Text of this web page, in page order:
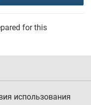
for this
использования